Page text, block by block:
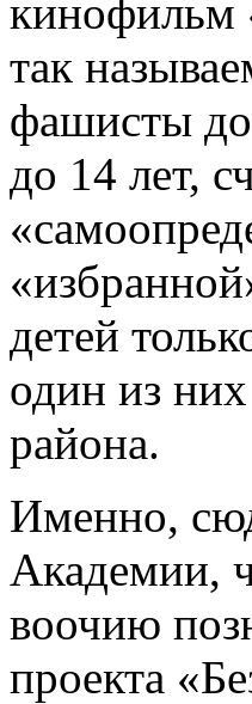
кинофильм
так
фашисты до
до 14 лет,
детей
один из них
района.
Именно,
Академии,
воочию
проекта